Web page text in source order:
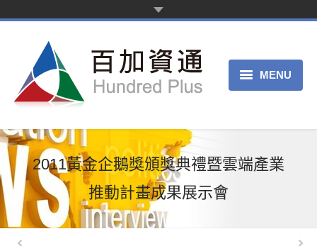
MENU
产品服务
关于我们
申请试用
2011黃金企鵝獎頒獎典禮暨雲端產業
推動計畫成果展示會